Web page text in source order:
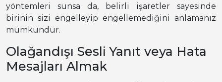
yöntemleri sunsa da, belirli işaretler sayesinde
birinin sizi engelleyip engellemediğini anlamanız
mümkündür.
Olağandışı Sesli Yanıt veya Hata
Mesajları Almak